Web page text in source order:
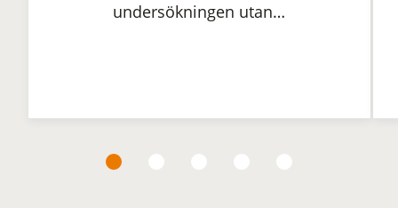
undersökningen utan…